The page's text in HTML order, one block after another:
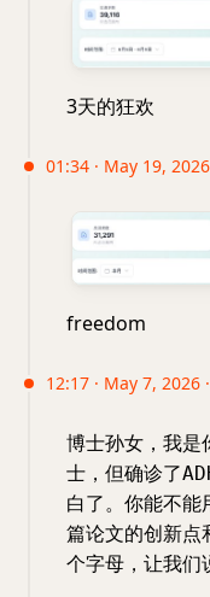
3天的狂欢
01:34 · May 19,
freedom
12:17 · May 7, 2026
博士孙女，我是
士，但确诊了
白了。你能不能
篇论文的创新点
个字母，让我们